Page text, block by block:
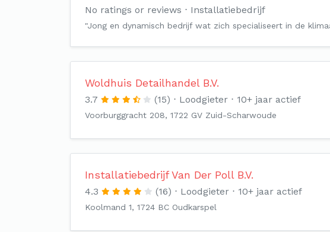
No ratings or reviews Installatiebedrijf
"Jong en dynamisch bedrijf wat zich specialiseert in de
Woldhuis Detailhandel B.V.
3.7 (15) Loodgieter 10+ jaar actief
Voorburggracht 208, 1722 GV Zuid-Scharwoude
Installatiebedrijf Van Der Poll B.V.
4.3 (16) Loodgieter 10+ jaar actief
Koolmand 1, 1724 BC Oudkarspel